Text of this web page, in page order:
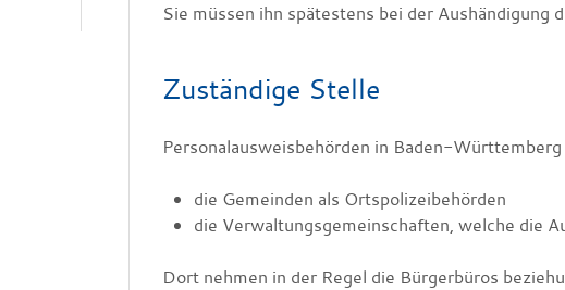
Sie müssen ihn spätestens bei der Aushändigung
Zuständige Stelle
Personalausweisbehörden in Baden-Württemberg
die Gemeinden als Ortspolizeibehörden
die Verwaltungsgemeinschaften, welche die
Dort nehmen in der Regel die Bürgerbüros